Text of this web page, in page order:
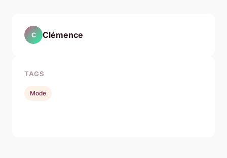
C Clémence
TAGS
Mode